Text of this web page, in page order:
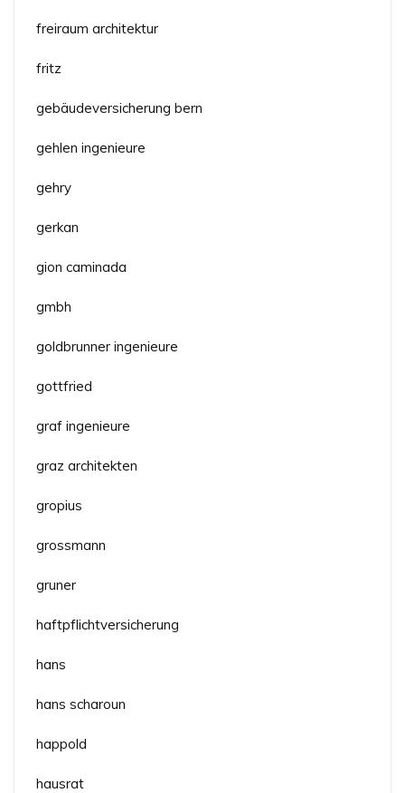
freiraum architektur
fritz
gebäudeversicherung bern
gehlen ingenieure
gehry
gerkan
gion caminada
gmbh
goldbrunner ingenieure
gottfried
graf ingenieure
graz architekten
gropius
grossmann
gruner
haftpflichtversicherung
hans
hans scharoun
happold
hausrat